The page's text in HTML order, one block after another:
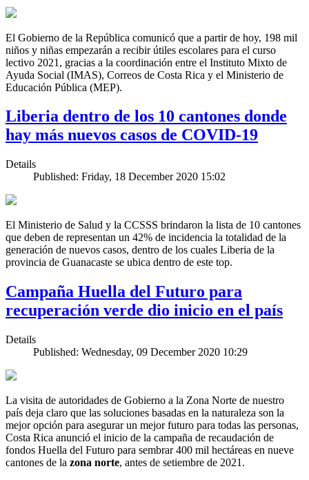
El Gobierno de la República comunicó que a partir de hoy, 198 mil
niños y niñas empezarán a recibir útiles escolares para el curso
lectivo 2021, gracias a la coordinación entre el Instituto Mixto de
Ayuda Social (IMAS), Correos de Costa Rica y el Ministerio de
Educación Pública (MEP).
Liberia dentro de los 10 cantones donde
hay más nuevos casos de COVID-19
Details
Published: Friday, 18 December 2020 15:02
El Ministerio de Salud y la CCSSS brindaron la lista de 10 cantones
que deben de representan un 42% de incidencia la totalidad de la
generación de nuevos casos, dentro de los cuales Liberia de la
provincia de Guanacaste se ubica dentro de este top.
Campaña Huella del Futuro para
recuperación verde dio inicio en el país
Details
Published: Wednesday, 09 December 2020 10:29
La visita de autoridades de Gobierno a la Zona Norte de nuestro
país deja claro que las soluciones basadas en la naturaleza son la
mejor opción para asegurar un mejor futuro para todas las personas,
Costa Rica anunció el inicio de la campaña de recaudación de
fondos Huella del Futuro para sembrar 400 mil hectáreas en nueve
cantones de la zona norte, antes de setiembre de 2021.